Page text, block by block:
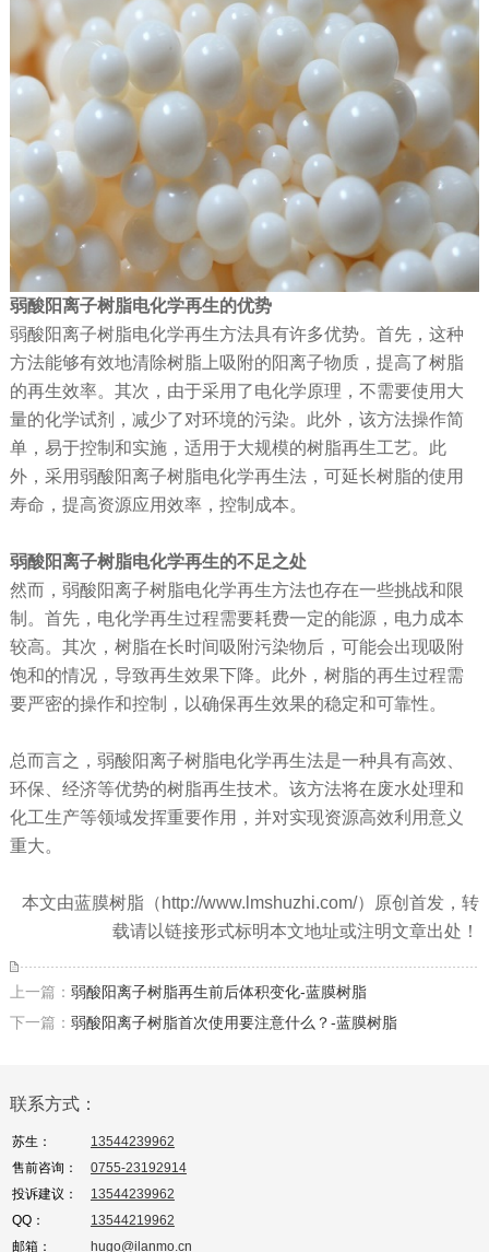
弱酸阳离子树脂电化学再生的优势
弱酸阳离子树脂电化学再生方法具有许多优势。首先，这种
方法能够有效地清除树脂上吸附的阳离子物质，提高了树脂
的再生效率。其次，由于采用了电化学原理，不需要使用大
量的化学试剂，减少了对环境的污染。此外，该方法操作简
单，易于控制和实施，适用于大规模的树脂再生工艺。此
外，采用弱酸阳离子树脂电化学再生法，可延长树脂的使用
寿命，提高资源应用效率，控制成本。
弱酸阳离子树脂电化学再生的不足之处
然而，弱酸阳离子树脂电化学再生方法也存在一些挑战和限
制。首先，电化学再生过程需要耗费一定的能源，电力成本
较高。其次，树脂在长时间吸附污染物后，可能会出现吸附
饱和的情况，导致再生效果下降。此外，树脂的再生过程需
要严密的操作和控制，以确保再生效果的稳定和可靠性。
总而言之，弱酸阳离子树脂电化学再生法是一种具有高效、
环保、经济等优势的树脂再生技术。该方法将在废水处理和
化工生产等领域发挥重要作用，并对实现资源高效利用意义
重大。
本文由蓝膜树脂（http://www.lmshuzhi.com/）原创首发，转
载请以链接形式标明本文地址或注明文章出处！
上一篇： 弱酸阳离子树脂再生前后体积变化-蓝膜树脂
下一篇： 弱酸阳离子树脂首次使用要注意什么？-蓝膜树脂
联系方式：
苏生：
13544239962
售前咨询：
0755-23192914
投诉建议：
13544239962
QQ：
13544219962
邮箱：
hugo@ilanmo.cn